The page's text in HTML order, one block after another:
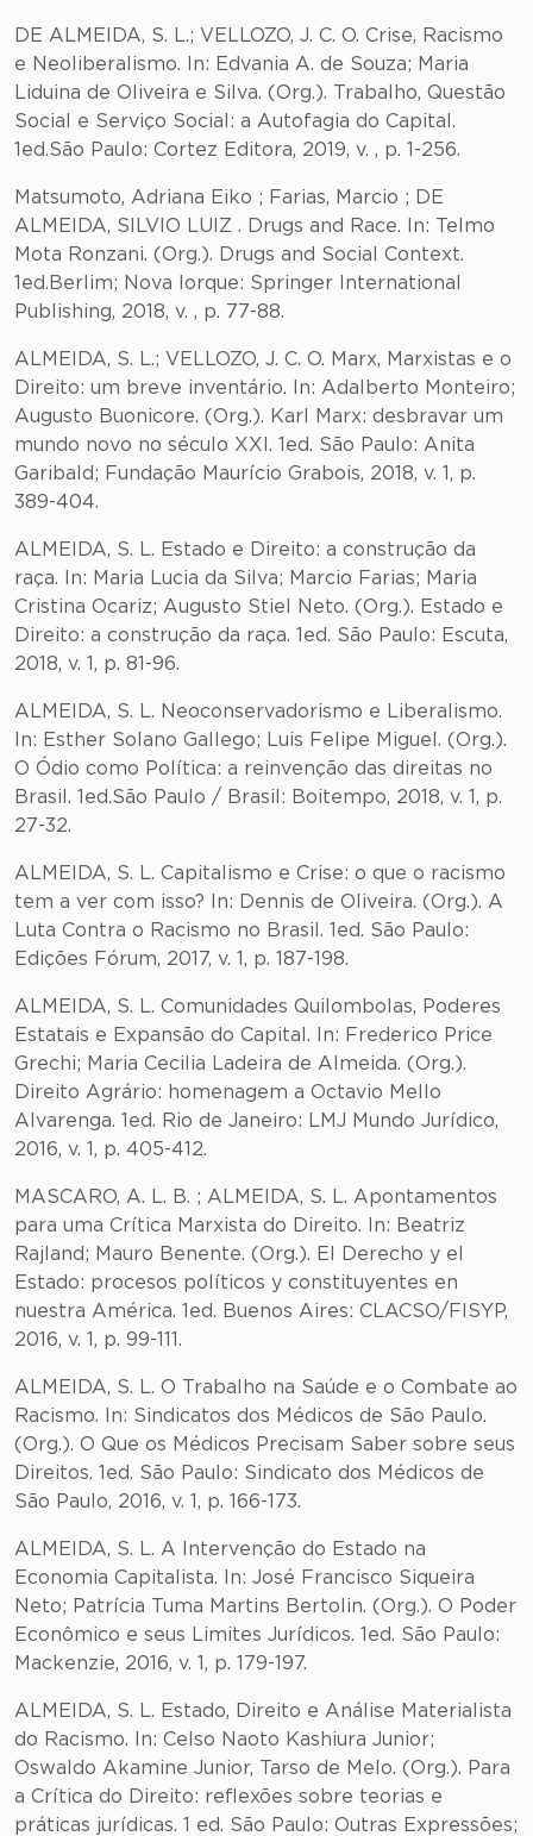
DE ALMEIDA, S. L.; VELLOZO, J. C. O. Crise, Racismo
e Neoliberalismo. In: Edvania A. de Souza; Maria
Liduina de Oliveira e Silva. (Org.). Trabalho, Questão
Social e Serviço Social: a Autofagia do Capital.
1ed.São Paulo: Cortez Editora, 2019, v. , p. 1-256.
Matsumoto, Adriana Eiko ; Farias, Marcio ; DE
ALMEIDA, SILVIO LUIZ . Drugs and Race. In: Telmo
Mota Ronzani. (Org.). Drugs and Social Context.
1ed.Berlim; Nova Iorque: Springer International
Publishing, 2018, v. , p. 77-88.
ALMEIDA, S. L.; VELLOZO, J. C. O. Marx, Marxistas e o
Direito: um breve inventário. In: Adalberto Monteiro;
Augusto Buonicore. (Org.). Karl Marx: desbravar um
mundo novo no século XXI. 1ed. São Paulo: Anita
Garibald; Fundação Maurício Grabois, 2018, v. 1, p.
389-404.
ALMEIDA, S. L. Estado e Direito: a construção da
raça. In: Maria Lucia da Silva; Marcio Farias; Maria
Cristina Ocariz; Augusto Stiel Neto. (Org.). Estado e
Direito: a construção da raça. 1ed. São Paulo: Escuta,
2018, v. 1, p. 81-96.
ALMEIDA, S. L. Neoconservadorismo e Liberalismo.
In: Esther Solano Gallego; Luis Felipe Miguel. (Org.).
O Ódio como Política: a reinvenção das direitas no
Brasil. 1ed.São Paulo / Brasil: Boitempo, 2018, v. 1, p.
27-32.
ALMEIDA, S. L. Capitalismo e Crise: o que o racismo
tem a ver com isso? In: Dennis de Oliveira. (Org.). A
Luta Contra o Racismo no Brasil. 1ed. São Paulo:
Edições Fórum, 2017, v. 1, p. 187-198.
ALMEIDA, S. L. Comunidades Quilombolas, Poderes
Estatais e Expansão do Capital. In: Frederico Price
Grechi; Maria Cecilia Ladeira de Almeida. (Org.).
Direito Agrário: homenagem a Octavio Mello
Alvarenga. 1ed. Rio de Janeiro: LMJ Mundo Jurídico,
2016, v. 1, p. 405-412.
MASCARO, A. L. B. ; ALMEIDA, S. L. Apontamentos
para uma Crítica Marxista do Direito. In: Beatriz
Rajland; Mauro Benente. (Org.). El Derecho y el
Estado: procesos políticos y constituyentes en
nuestra América. 1ed. Buenos Aires: CLACSO/FISYP,
2016, v. 1, p. 99-111.
ALMEIDA, S. L. O Trabalho na Saúde e o Combate ao
Racismo. In: Sindicatos dos Médicos de São Paulo.
(Org.). O Que os Médicos Precisam Saber sobre seus
Direitos. 1ed. São Paulo: Sindicato dos Médicos de
São Paulo, 2016, v. 1, p. 166-173.
ALMEIDA, S. L. A Intervenção do Estado na
Economia Capitalista. In: José Francisco Siqueira
Neto; Patrícia Tuma Martins Bertolin. (Org.). O Poder
Econômico e seus Limites Jurídicos. 1ed. São Paulo:
Mackenzie, 2016, v. 1, p. 179-197.
ALMEIDA, S. L. Estado, Direito e Análise Materialista
do Racismo. In: Celso Naoto Kashiura Junior;
Oswaldo Akamine Junior, Tarso de Melo. (Org.). Para
a Crítica do Direito: reflexões sobre teorias e
práticas jurídicas. 1 ed. São Paulo: Outras Expressões;